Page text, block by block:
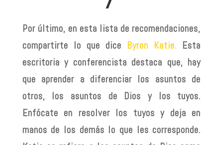
Por último, en esta lista de recomendaciones,
compartirte lo que dice Byron Katie. Esta
escritoria y conferencista destaca que, hay
que aprender a diferenciar los asuntos de
otros, los asuntos de Dios y los tuyos.
Enfócate en resolver los tuyos y deja en
manos de los demás lo que les corresponde.